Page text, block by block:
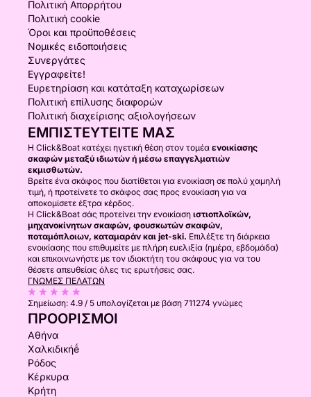
Πολιτική Απορρήτου
Πολιτική cookie
Όροι και προϋποθέσεις
Νομικές ειδοποιήσεις
Συνεργάτες
Εγγραφείτε!
Ευρετηρίαση και κατάταξη καταχωρίσεων
Πολιτική επίλυσης διαφορών
Πολιτική διαχείρισης αξιολογήσεων
ΕΜΠΙΣΤΕΥΤΕΊΤΕ ΜΑΣ
Η Click&Boat κατέχει ηγετική θέση στον τομέα ενοικίασης
σκαφών μεταξύ ιδιωτών ή μέσω επαγγελματιών
εκμισθωτών.
Βρείτε ένα σκάφος που διατίθεται για ενοικίαση σε πολύ χαμηλή
τιμή, ή προτείνετε το σκάφος σας προς ενοικίαση για να
αποκομίσετε έξτρα κέρδος.
Η Click&Boat σάς προτείνει την ενοικίαση ιστιοπλοϊκών,
μηχανοκίνητων σκαφών, φουσκωτών σκαφών,
ποταμόπλοιων, καταμαράν και jet-ski. Επιλέξτε τη διάρκεια
ενοικίασης που επιθυμείτε με πλήρη ευελιξία (ημέρα, εβδομάδα)
και επικοινωνήστε με τον ιδιοκτήτη του σκάφους για να του
θέσετε απευθείας όλες τις ερωτήσεις σας.
ΓΝΏΜΕΣ ΠΕΛΑΤΏΝ
Σημείωση: 4.9 / 5 υπολογίζεται με βάση 711274 γνώμες
ΠΡΟΟΡΙΣΜΟΊ
Αθήνα
Χαλκιδικήḗ
Ρόδος
Κέρκυρα
Κρήτη